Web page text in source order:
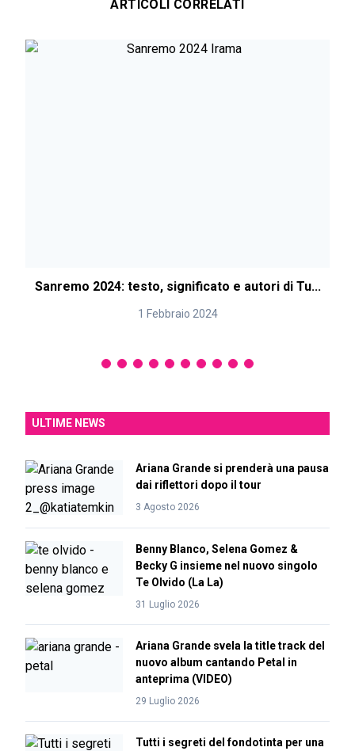
ARTICOLI CORRELATI
Sanremo 2024: testo, significato e autori di Tu...
1 Febbraio 2024
ULTIME NEWS
Ariana Grande si prenderà una pausa
dai riflettori dopo il tour
3 Agosto 2026
Benny Blanco, Selena Gomez &
Becky G insieme nel nuovo singolo
Te Olvido (La La)
31 Luglio 2026
Ariana Grande svela la title track del
nuovo album cantando Petal in
anteprima (VIDEO)
29 Luglio 2026
Tutti i segreti del fondotinta per una